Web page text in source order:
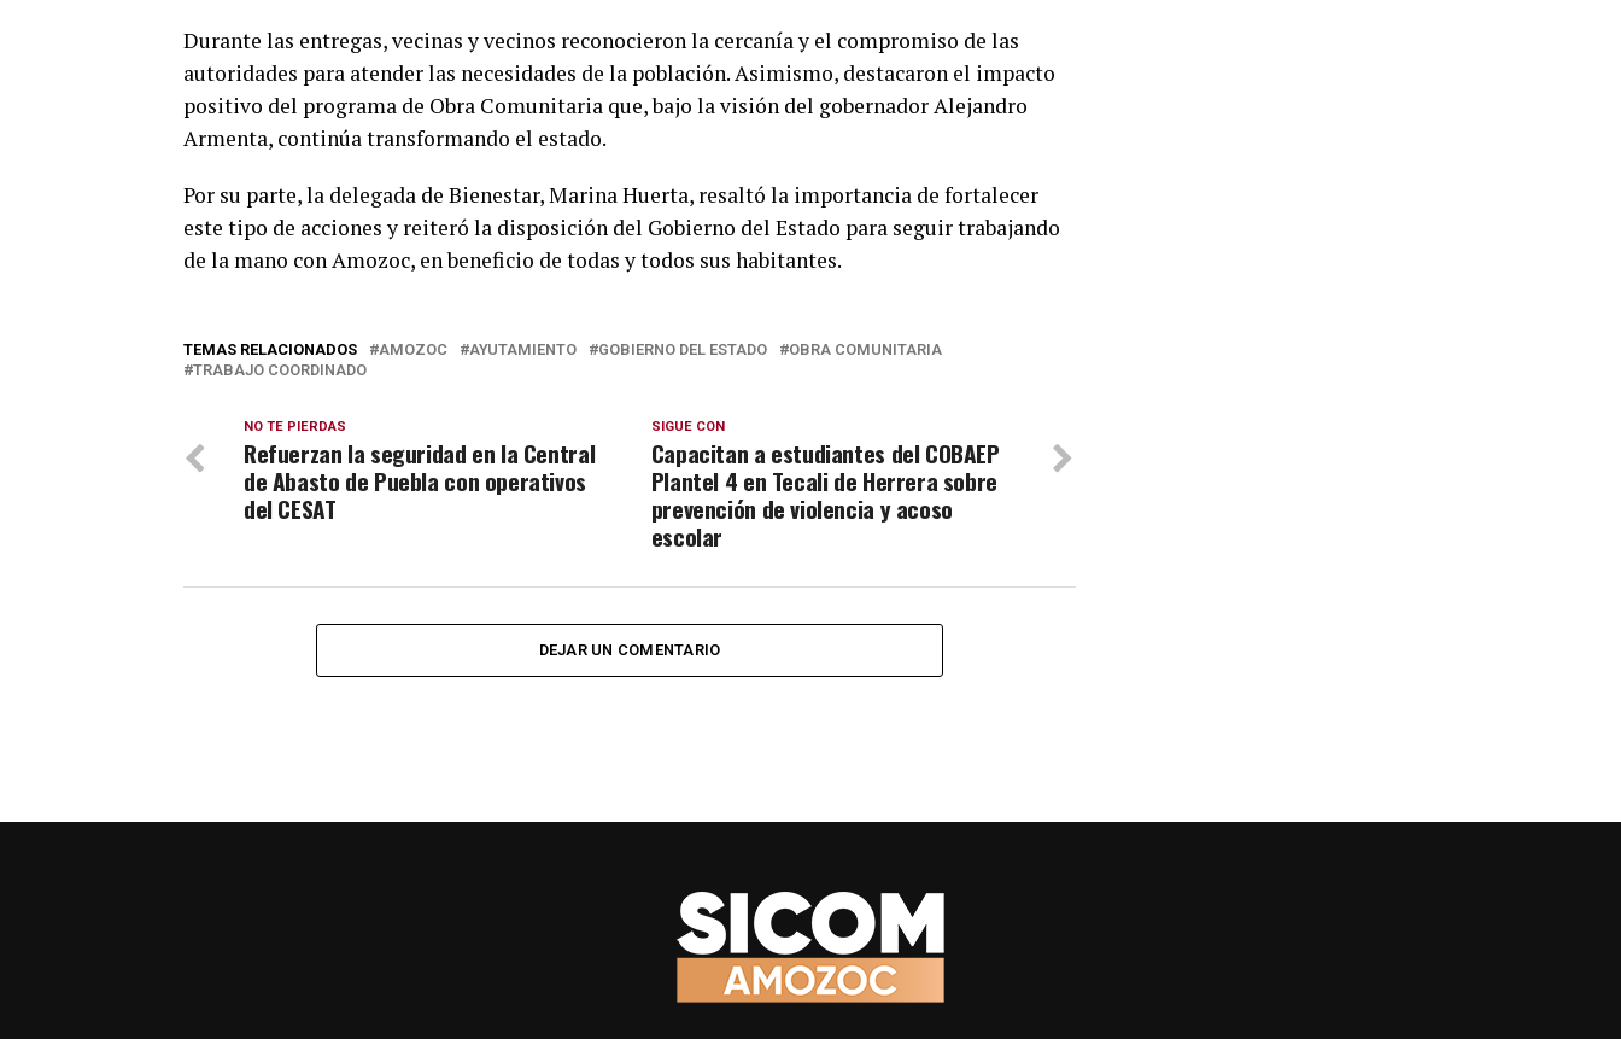
Durante las entregas, vecinas y vecinos reconocieron la cercanía y el compromiso de las
autoridades para atender las necesidades de la población. Asimismo, destacaron el impacto
positivo del programa de Obra Comunitaria que, bajo la visión del gobernador Alejandro
Armenta, continúa transformando el estado.
Por su parte, la delegada de Bienestar, Marina Huerta, resaltó la importancia de fortalecer
este tipo de acciones y reiteró la disposición del Gobierno del Estado para seguir trabajando
de la mano con Amozoc, en beneficio de todas y todos sus habitantes.
TEMAS RELACIONADOS AMOZOC AYUTAMIENTO GOBIERNO DEL ESTADO
OBRA COMUNITARIA
TRABAJO COORDINADO
SIGUE CON
Capacitan a estudiantes del COBAEP
Plantel 4 en Tecali de Herrera sobre
prevención de violencia y acoso
escolar
NO TE PIERDAS
Refuerzan la seguridad en la Central
de Abasto de Puebla con operativos
del CESAT
DEJAR UN COMENTARIO